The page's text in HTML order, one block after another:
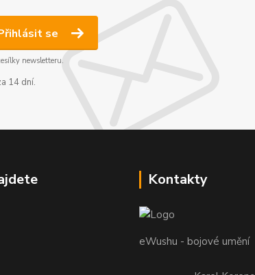
se
newsletteru.
14 dní.
Kontakty
eWushu - bojové umění